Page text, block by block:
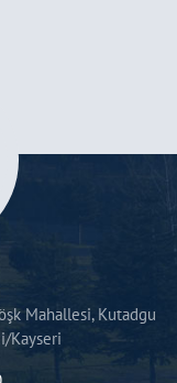
Mahallesi, Kutadgu
Kayseri